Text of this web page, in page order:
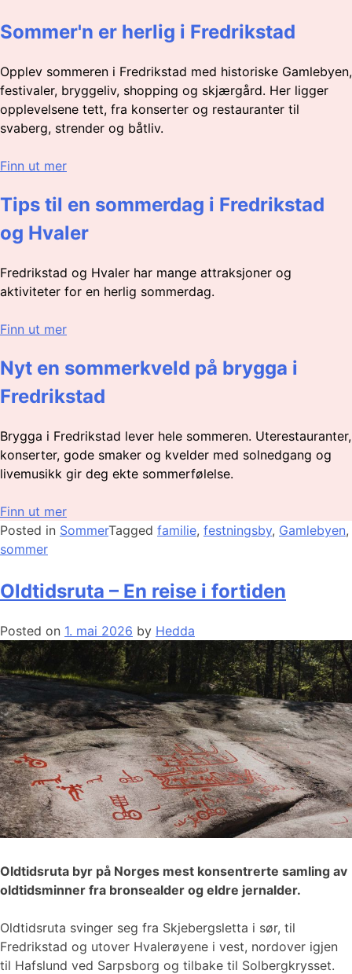
Sommer'n er herlig i Fredrikstad
Opplev sommeren i Fredrikstad med historiske Gamlebyen,
festivaler, bryggeliv, shopping og skjærgård. Her ligger
opplevelsene tett, fra konserter og restauranter til
svaberg, strender og båtliv.
Finn ut mer
Tips til en sommerdag i Fredrikstad
og Hvaler
Fredrikstad og Hvaler har mange attraksjoner og
aktiviteter for en herlig sommerdag.
Finn ut mer
Nyt en sommerkveld på brygga i
Fredrikstad
Brygga i Fredrikstad lever hele sommeren. Uterestauranter,
konserter, gode smaker og kvelder med solnedgang og
livemusikk gir deg ekte sommerfølelse.
Finn ut mer
Posted in SommerTagged familie, festningsby, Gamlebyen,
sommer
Oldtidsruta – En reise i fortiden
Posted on 1. mai 2026 by Hedda
Oldtidsruta byr på Norges mest konsentrerte samling av
oldtidsminner fra bronsealder og eldre jernalder.
Oldtidsruta svinger seg fra Skjebergsletta i sør, til
Fredrikstad og utover Hvalerøyene i vest, nordover igjen
til Hafslund ved Sarpsborg og tilbake til Solbergkrysset.